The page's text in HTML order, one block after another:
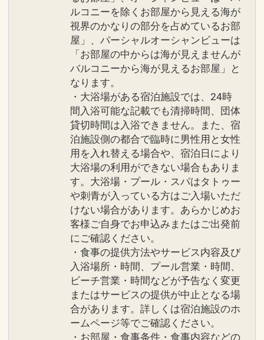
ルコニーを除くお部屋から見える海が
視界のかなりの部分を占めているお部
屋」、パーシャルオーシャンビューは
「お部屋の中からは海が見えませんが
バルコニーから海が見えるお部屋」と
なります。
・大浴場がある宿泊施設では、24時
間入浴可能な記載でも清掃時間、団体
貸切時間は入浴できません。また、宿
泊施設側の都合で臨時に男性用と女性
用を入れ替える場合や、宿泊日により
大浴場の利用ができない場合もありま
す。大浴場・プール・スパはタトゥー
や刺青が入っている方はご入場いただ
けない場合があります。あらかじめお
客様ご自身でお申込みまたはご出発前
にご確認ください。
・食事の提供方法やサービス内容及び
入浴場所・時間、プール営業・時間、
ビーチ営業・時間などが予告なく変更
またはサービスの提供が中止となる場
合があります。詳しくは宿泊施設のホ
ームページ等でご確認ください。
・お部屋・食事条件・食事内容などの